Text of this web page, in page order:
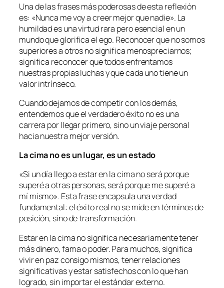
Una de las frases más poderosas de esta reflexión
es: «Nunca me voy a creer mejor que nadie». La
humildad es una virtud rara pero esencial en un
mundo que glorifica el ego. Reconocer que no somos
superiores a otros no significa menospreciarnos;
significa reconocer que todos enfrentamos
nuestras propias luchas y que cada uno tiene un
valor intrínseco.
Cuando dejamos de competir con los demás,
entendemos que el verdadero éxito no es una
carrera por llegar primero, sino un viaje personal
hacia nuestra mejor versión.
La cima no es un lugar, es un estado
«Si un día llego a estar en la cima no será porque
superé a otras personas, será porque me superé a
mí mismo». Esta frase encapsula una verdad
fundamental: el éxito real no se mide en términos de
posición, sino de transformación.
Estar en la cima no significa necesariamente tener
más dinero, fama o poder. Para muchos, significa
vivir en paz consigo mismos, tener relaciones
significativas y estar satisfechos con lo que han
logrado, sin importar el estándar externo.